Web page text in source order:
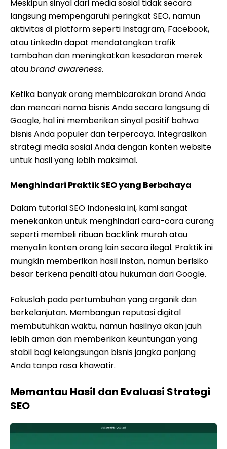
Meskipun sinyal dari media sosial tidak secara
langsung mempengaruhi peringkat SEO, namun
aktivitas di platform seperti Instagram, Facebook,
atau LinkedIn dapat mendatangkan trafik
tambahan dan meningkatkan kesadaran merek
ataubrand awareness.
Ketika banyak orang membicarakan brand Anda
dan mencari nama bisnis Anda secara langsung di
Google, hal ini memberikan sinyal positif bahwa
bisnis Anda populer dan terpercaya. Integrasikan
strategi media sosial Anda dengan konten website
untuk hasil yang lebih maksimal.
Menghindari Praktik SEO yang Berbahaya
Dalam tutorial SEO Indonesia ini, kami sangat
menekankan untuk menghindari cara-cara curang
seperti membeli ribuan backlink murah atau
menyalin konten orang lain secara ilegal. Praktik ini
mungkin memberikan hasil instan, namun berisiko
besar terkena penalti atau hukuman dari Google.
Fokuslah pada pertumbuhan yang organik dan
berkelanjutan. Membangun reputasi digital
membutuhkan waktu, namun hasilnya akan jauh
lebih aman dan memberikan keuntungan yang
stabil bagi kelangsungan bisnis jangka panjang
Anda tanpa rasa khawatir.
Memantau Hasil dan Evaluasi Strategi
SEO